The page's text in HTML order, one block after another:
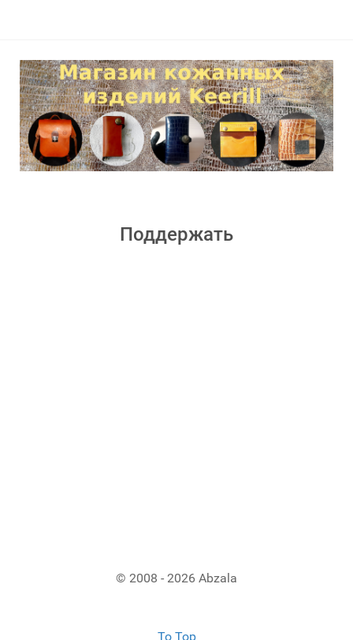
Поддержать
© 2008 - 2026 Abzala
To Top